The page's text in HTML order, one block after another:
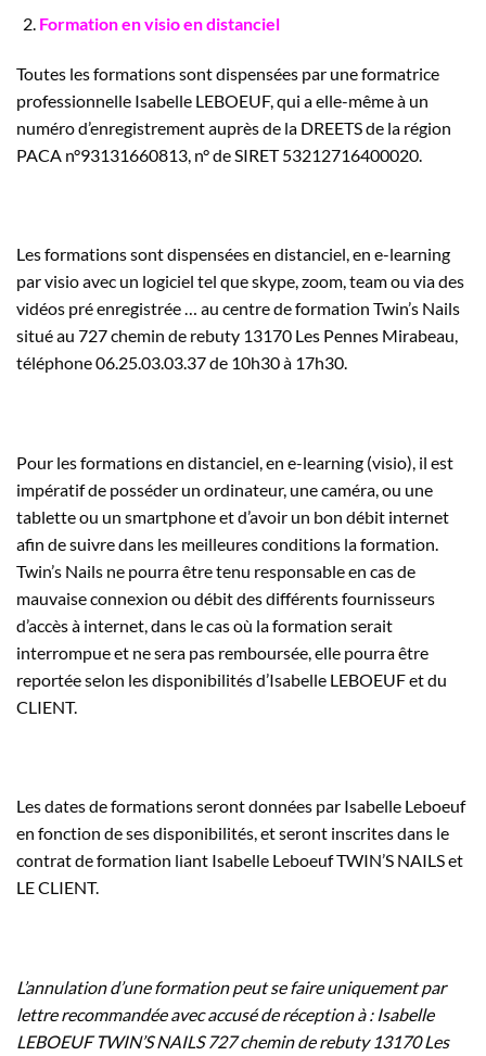
Formation en visio en distanciel
Toutes les formations sont dispensées par une formatrice
professionnelle Isabelle LEBOEUF, qui a elle-même à un
numéro d’enregistrement auprès de la DREETS de la région
PACA n°93131660813, n° de SIRET 53212716400020.
Les formations sont dispensées en distanciel, en e-learning
par visio avec un logiciel tel que skype, zoom, team ou via des
vidéos pré enregistrée … au centre de formation Twin’s Nails
situé au 727 chemin de rebuty 13170 Les Pennes Mirabeau,
téléphone 06.25.03.03.37 de 10h30 à 17h30.
Pour les formations en distanciel, en e-learning (visio), il est
impératif de posséder un ordinateur, une caméra, ou une
tablette ou un smartphone et d’avoir un bon débit internet
afin de suivre dans les meilleures conditions la formation.
Twin’s Nails ne pourra être tenu responsable en cas de
mauvaise connexion ou débit des différents fournisseurs
d’accès à internet, dans le cas où la formation serait
interrompue et ne sera pas remboursée, elle pourra être
reportée selon les disponibilités d’Isabelle LEBOEUF et du
CLIENT.
Les dates de formations seront données par Isabelle Leboeuf
en fonction de ses disponibilités, et seront inscrites dans le
contrat de formation liant Isabelle Leboeuf TWIN’S NAILS et
LE CLIENT.
L’annulation d’une formation peut se faireuniquementpar
lettre recommandée avec accusé de réception à : Isabelle
LEBOEUF TWIN’S NAILS 727 chemin de rebuty 13170 Les